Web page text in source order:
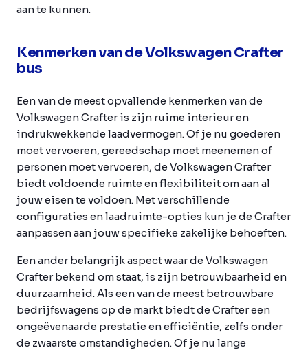
aan te kunnen.
Kenmerken van de Volkswagen Crafter
bus
Een van de meest opvallende kenmerken van de
Volkswagen Crafter is zijn ruime interieur en
indrukwekkende laadvermogen. Of je nu goederen
moet vervoeren, gereedschap moet meenemen of
personen moet vervoeren, de Volkswagen Crafter
biedt voldoende ruimte en flexibiliteit om aan al
jouw eisen te voldoen. Met verschillende
configuraties en laadruimte-opties kun je de Crafter
aanpassen aan jouw specifieke zakelijke behoeften.
Een ander belangrijk aspect waar de Volkswagen
Crafter bekend om staat, is zijn betrouwbaarheid en
duurzaamheid. Als een van de meest betrouwbare
bedrijfswagens op de markt biedt de Crafter een
ongeëvenaarde prestatie en efficiëntie, zelfs onder
de zwaarste omstandigheden. Of je nu lange